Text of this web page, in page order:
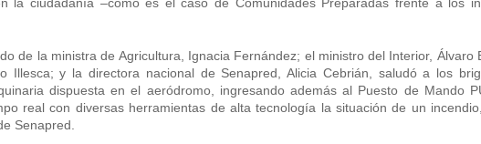
de la ministra de Agricultura, Ignacia Fernández; el ministro del Interior, Álvaro
Illesca; y la directora nacional de Senapred, Alicia Cebrián, saludó a los
dispuesta en el aeródromo, ingresando además al Puesto de Mando
real con diversas herramientas de alta tecnología la situación de un
Senapred.